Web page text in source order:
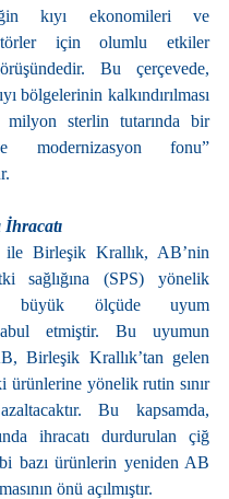
kıyı ekonomileri ve
için olumlu etkiler
Bu çerçevede,
bölgelerinin kalkındırılması
milyon sterlin tutarında bir
modernizasyon fonu”
İhracatı
ile Birleşik Krallık, AB’nin
sağlığına (SPS) yönelik
büyük ölçüde uyum
etmiştir. Bu uyumun
Birleşik Krallık’tan gelen
ürünlerine yönelik rutin sınır
Bu kapsamda,
ihracatı durdurulan çiğ
bazı ürünlerin yeniden AB
önü açılmıştır.